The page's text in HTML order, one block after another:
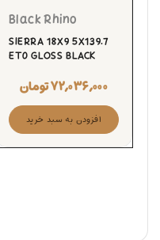
Black Rhino
SIERRA 18X9 5X139.7
ET0 GLOSS BLACK
۷۲,۰۳۶,۰۰۰تومان
افزودن به سبد خرید